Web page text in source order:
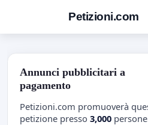
Petizioni.com
Annunci pubblicitari a
pagamento
Petizioni.com promuoverà
petizione presso 3,000